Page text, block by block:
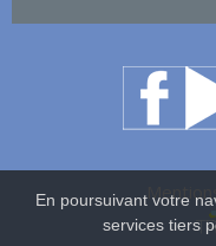
En poursuivant votre
services tiers